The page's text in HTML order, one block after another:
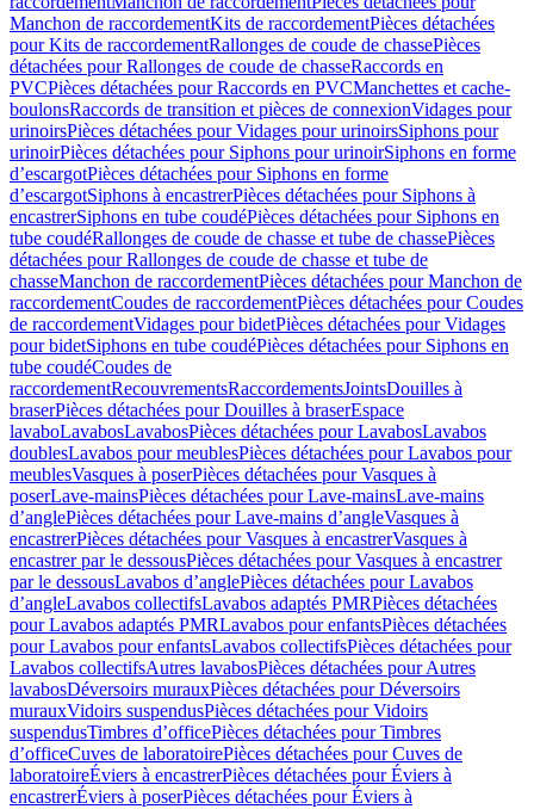
Manchon de raccordementKits de raccordementPièces détachées
pour Kits de raccordementRallonges de coude de chassePièces
détachées pour Rallonges de coude de chasseRaccords en
PVCPièces détachées pour Raccords en PVCManchettes et cache-
boulonsRaccords de transition et pièces de connexionVidages pour
urinoirsPièces détachées pour Vidages pour urinoirsSiphons pour
urinoirPièces détachées pour Siphons pour urinoirSiphons en forme
d’escargotPièces détachées pour Siphons en forme
d’escargotSiphons à encastrerPièces détachées pour Siphons à
encastrerSiphons en tube coudéPièces détachées pour Siphons en
tube coudéRallonges de coude de chasse et tube de chassePièces
détachées pour Rallonges de coude de chasse et tube de
chasseManchon de raccordementPièces détachées pour Manchon de
raccordementCoudes de raccordementPièces détachées pour Coudes
de raccordementVidages pour bidetPièces détachées pour Vidages
pour bidetSiphons en tube coudéPièces détachées pour Siphons en
tube coudéCoudes de
raccordementRecouvrementsRaccordementsJointsDouilles à
braserPièces détachées pour Douilles à braserEspace
lavaboLavabosLavabosPièces détachées pour LavabosLavabos
doublesLavabos pour meublesPièces détachées pour Lavabos pour
meublesVasques à poserPièces détachées pour Vasques à
poserLave-mainsPièces détachées pour Lave-mainsLave-mains
d’anglePièces détachées pour Lave-mains d’angleVasques à
encastrerPièces détachées pour Vasques à encastrerVasques à
encastrer par le dessousPièces détachées pour Vasques à encastrer
par le dessousLavabos d’anglePièces détachées pour Lavabos
d’angleLavabos collectifsLavabos adaptés PMRPièces détachées
pour Lavabos adaptés PMRLavabos pour enfantsPièces détachées
pour Lavabos pour enfantsLavabos collectifsPièces détachées pour
Lavabos collectifsAutres lavabosPièces détachées pour Autres
lavabosDéversoirs murauxPièces détachées pour Déversoirs
murauxVidoirs suspendusPièces détachées pour Vidoirs
suspendusTimbres dʼofficePièces détachées pour Timbres
dʼofficeCuves de laboratoirePièces détachées pour Cuves de
laboratoireÉviers à encastrerPièces détachées pour Éviers à
encastrerÉviers à poserPièces détachées pour Éviers à